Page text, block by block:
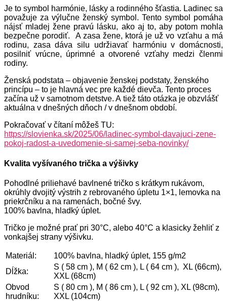
Je to symbol harmónie, lásky a rodinného šťastia. Ladinec sa
považuje za výlučne ženský symbol. Tento symbol pomáha
nájsť mladej žene pravú lásku, ako aj to, aby potom mohla
bezpečne porodiť. A zasa žene, ktorá je už vo vzťahu a má
rodinu, zasa dáva silu udržiavať harmóniu v domácnosti,
posilniť vrúcne, úprimné a otvorené vzťahy medzi členmi
rodiny.
Ženská podstata – objavenie ženskej podstaty, ženského
princípu – to je hlavná vec pre každé dievča. Tento proces
začína už v samotnom detstve. A tiež táto otázka je obzvlášť
aktuálna v dnešných dňoch / v dnešnom období.
Pokračovať v čítaní môžeš TU:
https://slovienka.sk/2025/06/ladinec-symbol-davajuci-zene-
pokoj-radost-a-uvedomenie-si-samej-seba-novinky/
Kvalita vyšívaného trička a výšivky
Pohodlné priliehavé bavlnené tričko s krátkym rukávom,
okrúhly dvojitý výstrih z rebrovaného úpletu 1×1, lemovka na
priekrčníku a na ramenách, bočné švy.
100% bavlna, hladký úplet.
Tričko je možné prať pri 30°C, alebo 40°C a klasicky žehliť z
vonkajšej strany výšivku.
Materiál:
100% bavlna, hladký úplet, 155 g/m2
Dĺžka:
S ( 58 cm ), M ( 62 cm ), L ( 64 cm ), XL (66cm),
XXL (68cm)
Obvod
hrudníku:
S ( 80 cm ), M ( 86 cm ), L ( 92 cm ), XL (98cm),
XXL (104cm)